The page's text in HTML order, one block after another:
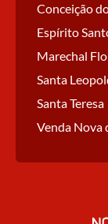
Conceição
Espírito
Marechal
Santa
Santa Teresa
Venda Nova